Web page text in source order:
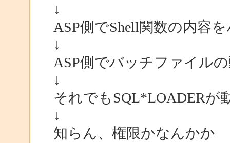
↓
ASP側でShell関数の内容
↓
ASP側でバッチファイル
↓
それでもSQL*LOADERが
↓
知らん、権限かなんかか